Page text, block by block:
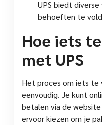
UPS biedt
behoeften te
Hoe iets
met UPS
Het proces om iets te
eenvoudig. Je kunt
betalen via de website
ervoor kiezen om je